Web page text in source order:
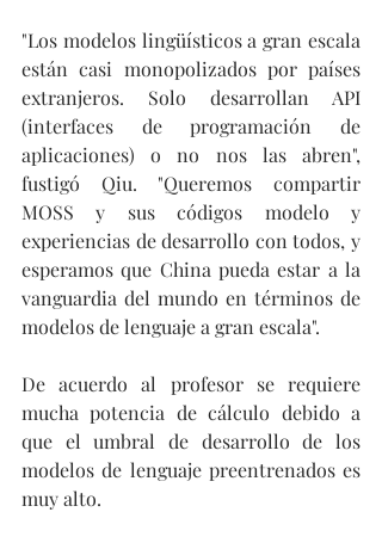
"Los modelos lingüísticos a gran escala
están casi monopolizados por países
extranjeros. Solo desarrollan API
(interfaces de programación de
aplicaciones) o no nos las abren",
fustigó Qiu. "Queremos compartir
MOSS y sus códigos modelo y
experiencias de desarrollo con todos, y
esperamos que China pueda estar a la
vanguardia del mundo en términos de
modelos de lenguaje a gran escala".
De acuerdo al profesor se requiere
mucha potencia de cálculo debido a
que el umbral de desarrollo de los
modelos de lenguaje preentrenados es
muy alto.